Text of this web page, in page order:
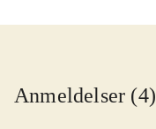
Anmeldelser (4)